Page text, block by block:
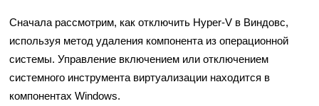
Сначала рассмотрим, как отключить Hyper-V в Виндовс,
используя метод удаления компонента из операционной
системы. Управление включением или отключением
системного инструмента виртуализации находится в
компонентах Windows.